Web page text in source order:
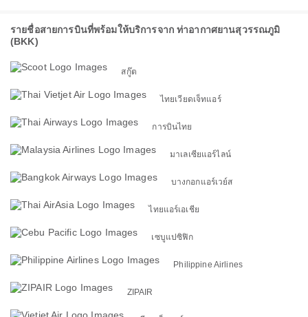
รายชื่อสายการบินที่พร้อมให้บริการจาก ท่าอากาศยานสุวรรณภูมิ
(BKK)
สกู๊ต
ไทยเวียดเจ็ทแอร์
การบินไทย
มาเลเซียแอร์ไลน์
บางกอกแอร์เวย์ส
ไทยแอร์เอเชีย
เซบูแปซิฟิก
Philippine Airlines
ZIPAIR